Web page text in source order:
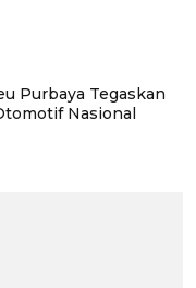
Purbaya Tegaskan
Nasional